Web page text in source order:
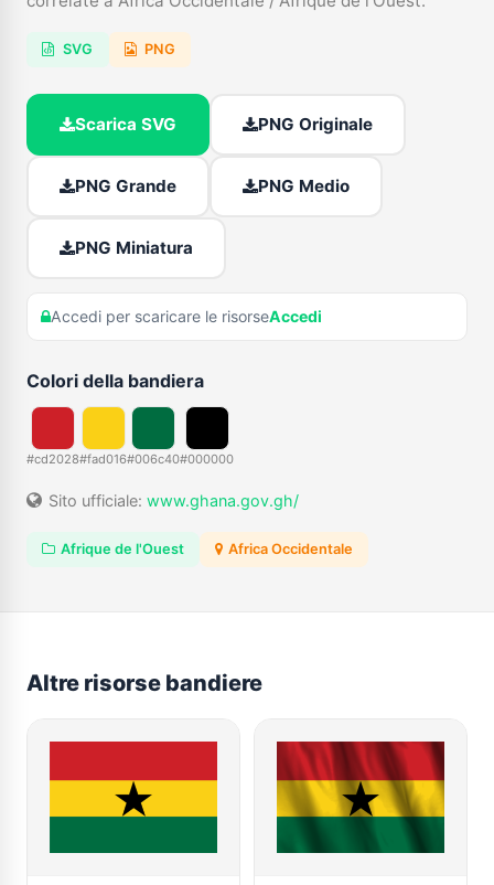
SVG PNG
Scarica SVG PNG Originale
PNG Grande PNG Medio
PNG Miniatura
Accedi per scaricare le risorseAccedi
Colori della bandiera
#cd2028#fad016#006c40#000000
Sito ufficiale: www.ghana.gov.gh/
Afrique de l'Ouest Africa Occidentale
Altre risorse bandiere